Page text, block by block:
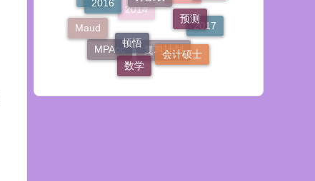
2019
2014
mba
2017
复习计划
MPAcc
Maud
会计硕士
数学
顿悟